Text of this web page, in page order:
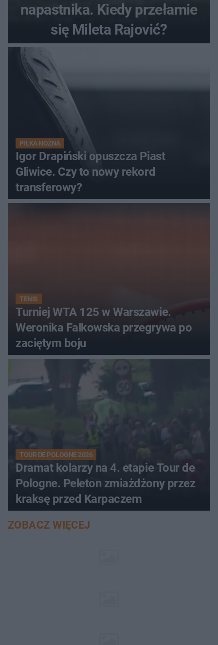
napastnika. Kiedy przełamie
się Mileta Rajović?
PIŁKA NOŻNA
Igor Drapiński opuszcza Piast
Gliwice. Czy to nowy rekord
transferowy?
TENIS
Turniej WTA 125 w Warszawie.
Weronika Falkowska przegrywa po
zaciętym boju
TOUR DE POLOGNE 2026
Dramat kolarzy na 4. etapie Tour de
Pologne. Peleton zmiażdżony przez
kraksę przed Karpaczem
ZOBACZ WIĘCEJ